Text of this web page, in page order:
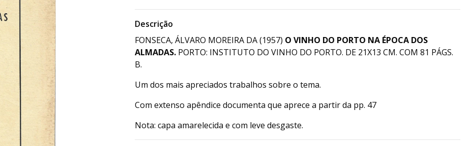
Descrição
FONSECA, ÁLVARO MOREIRA DA (1957) O VINHO DO PORTO NA ÉPOCA DOS
ALMADAS. PORTO: INSTITUTO DO VINHO DO PORTO. DE 21X13 CM. COM 81 PÁGS.
B.
Um dos mais apreciados trabalhos sobre o tema.
Com extenso apêndice documenta que aprece a partir da pp. 47
Nota: capa amarelecida e com leve desgaste.